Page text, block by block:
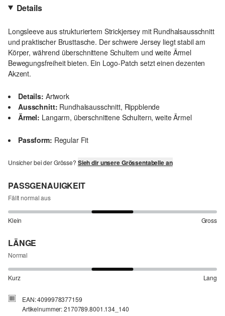
Details
Longsleeve aus strukturiertem Strickjersey mit Rundhalsausschnitt
und praktischer Brusttasche. Der schwere Jersey liegt stabil am
Körper, während überschnittene Schultern und weite Ärmel
Bewegungsfreiheit bieten. Ein Logo-Patch setzt einen dezenten
Akzent.
Details: Artwork
Ausschnitt: Rundhalsausschnitt, Rippblende
Ärmel: Langarm, überschnittene Schultern, weite Ärmel
Passform: Regular Fit
Unsicher bei der Grösse? Sieh dir unsere Grössentabelle an
PASSGENAUIGKEIT
Fällt normal aus
Klein Gross
LÄNGE
Normal
Kurz Lang
EAN: 4099978377159
Artikelnummer: 2170789.8001.134_140